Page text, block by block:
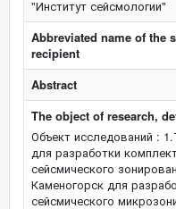
"Институт сейсмологии"
Abbreviated name of the
recipient
Abstract
The object of research,
Объект исследований :
для разработки
сейсмического
Каменогорск для
сейсмического